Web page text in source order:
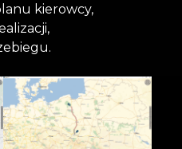
kierowcy,